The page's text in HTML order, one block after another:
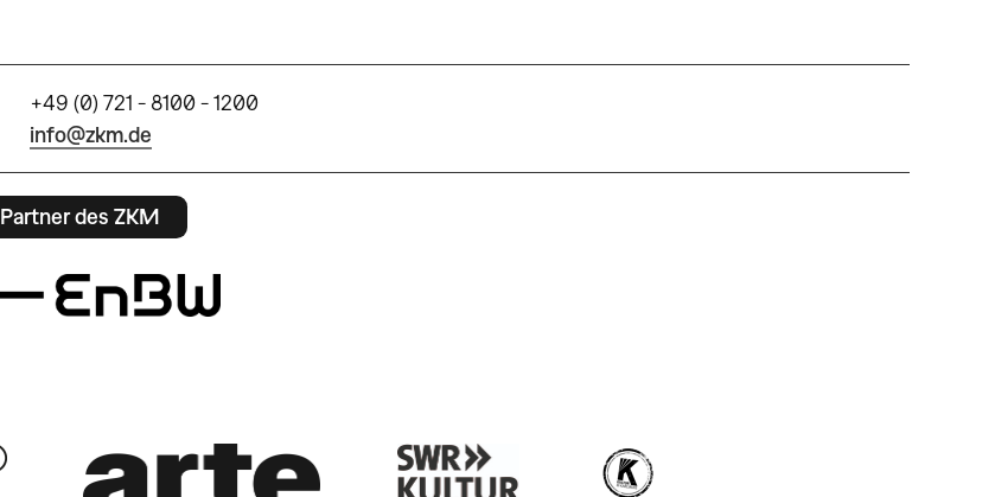
+49 (0) 721 - 8100 - 1200
info@zkm.de
Partner des ZKM